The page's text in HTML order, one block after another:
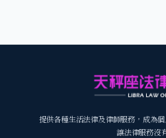
提供各種生活法律及律師服務，成為
讓法律服務沒